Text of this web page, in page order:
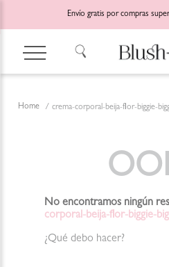
Envío gratis por compras
crema-corporal-beija-flor-biggie-
No encontramos ningún
corporal-beija-flor-biggie-
¿Qué debo hacer?